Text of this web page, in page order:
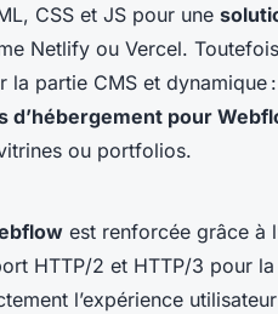
CSS et JS pour une
Netlify ou Vercel.
la partie CMS et dynamique
d’hébergement pour
ou portfolios.
est renforcée grâce à
HTTP/2 et HTTP/3 pour
l’expérience